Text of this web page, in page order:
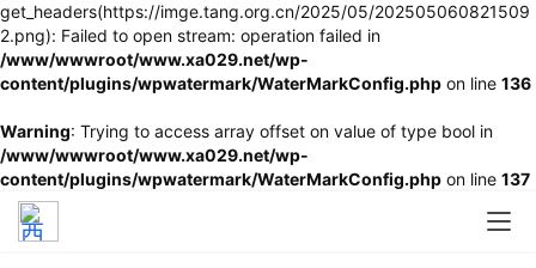
get_headers(https://imge.tang.org.cn/2025/05/202505060821509
2.png): Failed to open stream: operation failed in
/www/wwwroot/www.xa029.net/wp-
content/plugins/wpwatermark/WaterMarkConfig.php on line 136
Warning: Trying to access array offset on value of type bool in
/www/wwwroot/www.xa029.net/wp-
content/plugins/wpwatermark/WaterMarkConfig.php on line 137